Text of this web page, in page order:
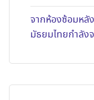
จากห้องซ้อมหลั
มัธยมไทยกำลัง